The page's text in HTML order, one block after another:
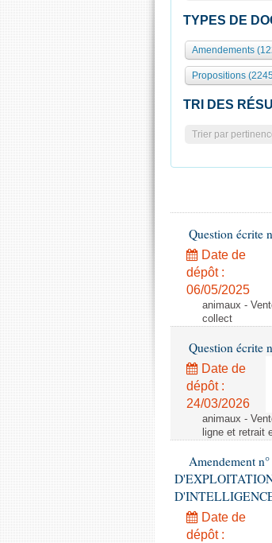
TYPES DE
Amendements
Propositions
TRI DES
Trier par
Question écrite
Date de
dépôt :
06/05/2025
animaux -
collect
Question écrite
Date de
dépôt :
24/03/2026
animaux -
ligne et retrait
Amendement
Date de
dépôt :